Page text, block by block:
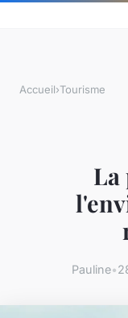
Accueil›Tourisme
La
Pauline•